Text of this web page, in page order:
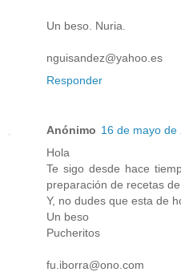
Un beso. Nuria.
nguisandez@yahoo.es
Responder
Anónimo 16 de mayo de
Hola
Te sigo desde hace
preparación de recetas
Y, no dudes que esta de
Un beso
Pucheritos
fu.iborra@ono.com